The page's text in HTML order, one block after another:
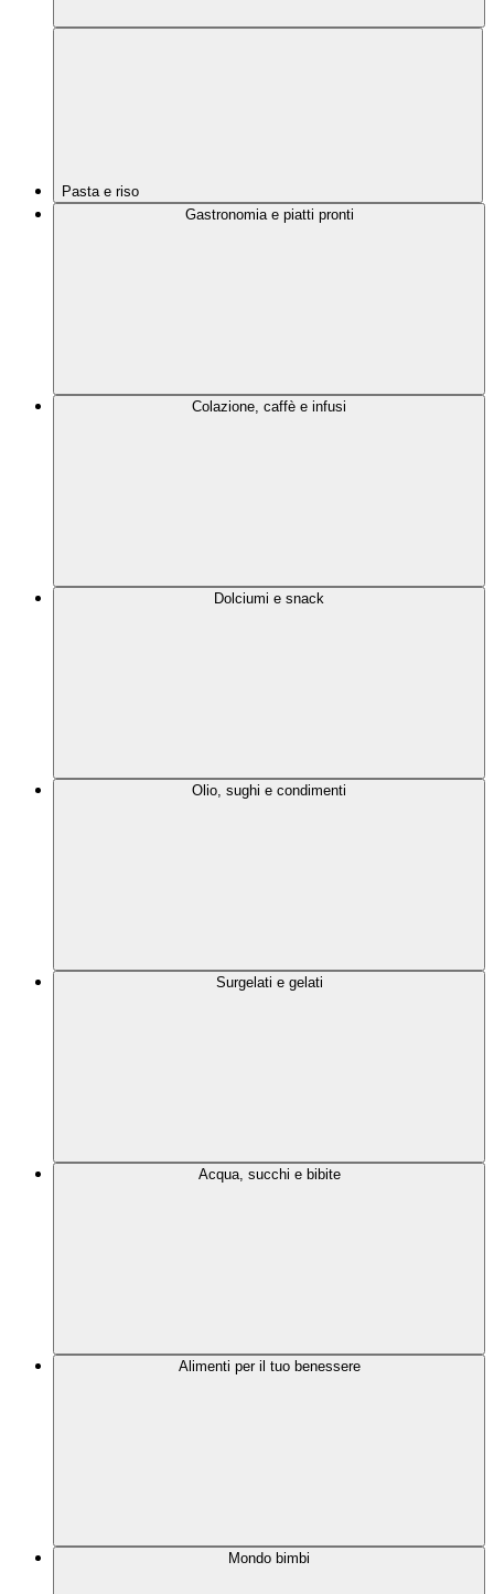
Pasta e riso
Gastronomia e piatti pronti
Colazione, caffè e infusi
Dolciumi e snack
Olio, sughi e condimenti
Surgelati e gelati
Acqua, succhi e bibite
Alimenti per il tuo benessere
Mondo bimbi